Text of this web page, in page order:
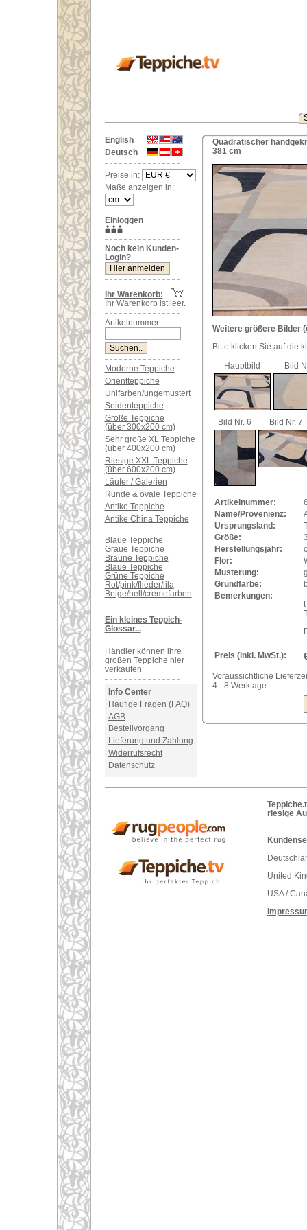
English
Deutsch
Preise in:
Maße anzeigen in:
Einloggen
Noch kein Kunden-
Login?
Ihr Warenkorb:
Ihr Warenkorb ist leer.
Artikelnummer:
Moderne Teppiche
Orientteppiche
Unifarben/ungemustert
Seidenteppiche
Große Teppiche
(über 300x200 cm)
Sehr große XL Teppiche
(über 400x200 cm)
Riesige XXL Teppiche
(über 600x200 cm)
Läufer / Galerien
Runde & ovale Teppiche
Antike Teppiche
Antike China Teppiche
Blaue Teppiche
Graue Teppiche
Braune Teppiche
Blaue Teppiche
Grüne Teppiche
Rot/pink/flieder/lila
Beige/hell/cremefarben
Ein kleines Teppich-
Glossar...
Händler können ihre
großen Teppiche hier
verkaufen
Info Center
Häufige Fragen (FAQ)
AGB
Bestellvorgang
Lieferung und Zahlung
Widerrufsrecht
Datenschutz
Quadratischer
381 cm
Weitere größere Bilder
Bitte klicken Sie auf die
Hauptbild
Bild
Bild Nr. 6 Bild Nr. 7
Artikelnummer:
Name/Provenienz:
Ursprungsland:
Größe:
Herstellungsjahr:
Flor:
Musterung:
Grundfarbe:
Bemerkungen:
Preis (inkl. MwSt.):
Voraussichtliche
4 - 8 Werktage
riesige
United
USA /